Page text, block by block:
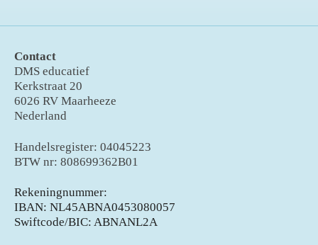
Contact
DMS educatief
Kerkstraat 20
6026 RV Maarheeze
Nederland
Handelsregister: 04045223
BTW nr: 808699362B01
Rekeningnummer:
IBAN: NL45ABNA0453080057
Swiftcode/BIC: ABNANL2A